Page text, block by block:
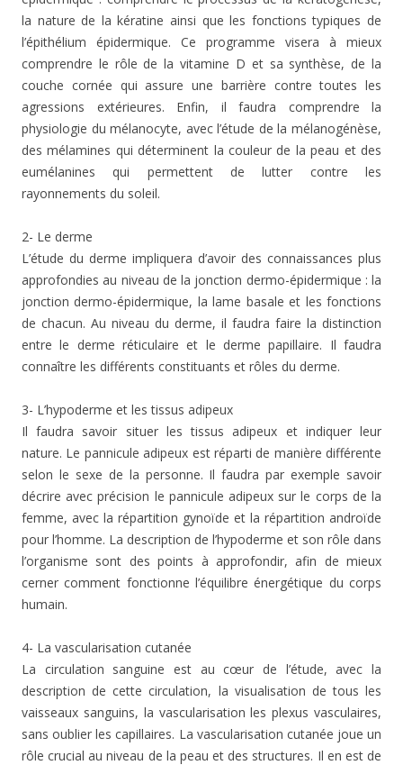
la nature de la kératine ainsi que les fonctions typiques de
l’épithélium épidermique. Ce programme visera à mieux
comprendre le rôle de la vitamine D et sa synthèse, de la
couche cornée qui assure une barrière contre toutes les
agressions extérieures. Enfin, il faudra comprendre la
physiologie du mélanocyte, avec l’étude de la mélanogénèse,
des mélamines qui déterminent la couleur de la peau et des
eumélanines qui permettent de lutter contre les
rayonnements du soleil.
2- Le derme
L’étude du derme impliquera d’avoir des connaissances plus
approfondies au niveau de la jonction dermo-épidermique : la
jonction dermo-épidermique, la lame basale et les fonctions
de chacun. Au niveau du derme, il faudra faire la distinction
entre le derme réticulaire et le derme papillaire. Il faudra
connaître les différents constituants et rôles du derme.
3- L’hypoderme et les tissus adipeux
Il faudra savoir situer les tissus adipeux et indiquer leur
nature. Le pannicule adipeux est réparti de manière différente
selon le sexe de la personne. Il faudra par exemple savoir
décrire avec précision le pannicule adipeux sur le corps de la
femme, avec la répartition gynoïde et la répartition androïde
pour l’homme. La description de l’hypoderme et son rôle dans
l’organisme sont des points à approfondir, afin de mieux
cerner comment fonctionne l’équilibre énergétique du corps
humain.
4- La vascularisation cutanée
La circulation sanguine est au cœur de l’étude, avec la
description de cette circulation, la visualisation de tous les
vaisseaux sanguins, la vascularisation les plexus vasculaires,
sans oublier les capillaires. La vascularisation cutanée joue un
rôle crucial au niveau de la peau et des structures. Il en est de